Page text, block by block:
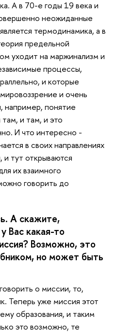
А в 70-е годы 19 века и
неожиданные
термодинамика, а в
предельной
уходит на маржинализм и
процессы,
и которые
и очень
например, понятие
и там, и это
И что интересно -
в своих направлениях
тут открываются
их взаимного
говорить до
А скажите,
Вас какая-то
Возможно, это
но может быть
о миссии, то,
Теперь уже миссия этот
образования, и таким
это возможно, те